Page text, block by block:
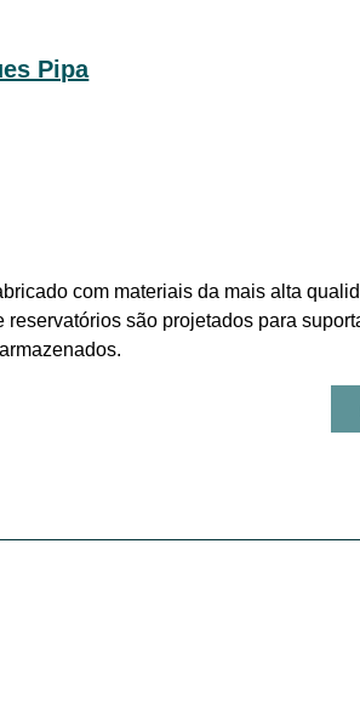
Pipa
com materiais da mais alta
reservatórios são projetados para